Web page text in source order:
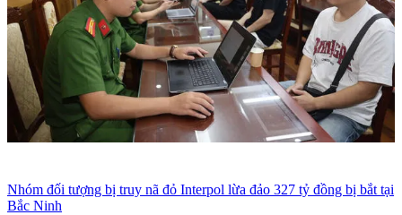
Nhóm đối tượng bị truy nã đỏ Interpol lừa đảo 327 tỷ đồng bị bắt tại
Bắc Ninh